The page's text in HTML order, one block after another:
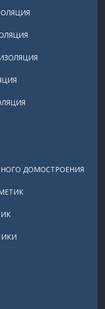
ДОМОСТРОЕНИЯ